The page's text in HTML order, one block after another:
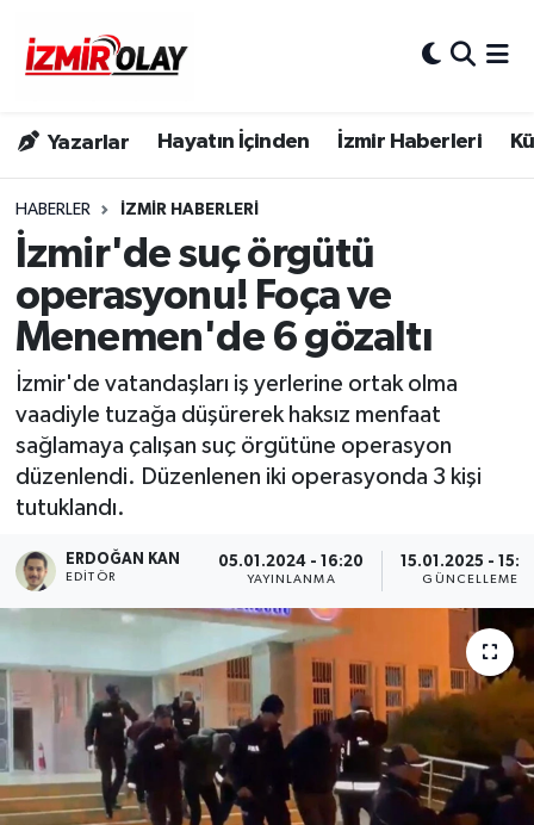
Yazarlar Hayatın İçinden İzmir Haberleri
HABERLER İZMIR HABERLERI
İzmir'de suç örgütü
operasyonu! Foça ve
Menemen'de 6 gözaltı
İzmir'de vatandaşları iş yerlerine ortak olma
vaadiyle tuzağa düşürerek haksız menfaat
sağlamaya çalışan suç örgütüne operasyon
düzenlendi. Düzenlenen iki operasyonda 3 kişi
tutuklandı.
ERDOĞAN KAN
EDITÖR
05.01.2024 - 16:20
YAYINLANMA
15.01.2025 -
GÜNCELLEME
Konak Trafik Yoğunluk Haritası
Süper Lig Puan Durumu ve Fikstür
Tüm Manşetler
Son Dakika Haberleri
Haber Arşivi